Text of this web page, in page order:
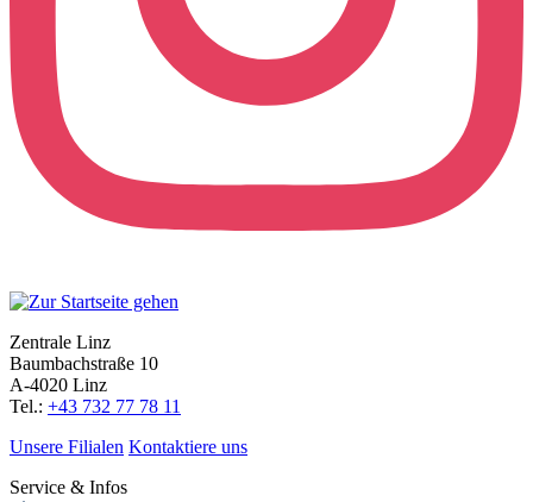
Zentrale Linz
Baumbachstraße 10
A-4020 Linz
Tel.: +43 732 77 78 11
Unsere Filialen Kontaktiere uns
Service & Infos